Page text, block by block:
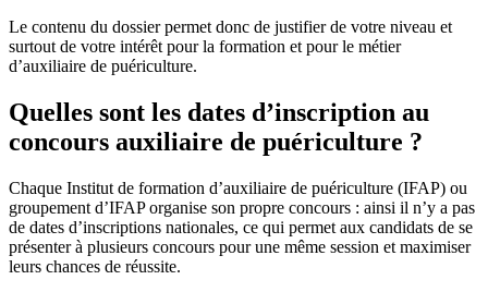
Le contenu du dossier permet donc de justifier de votre niveau et
surtout de votre intérêt pour la formation et pour le métier
d’auxiliaire de puériculture.
Quelles sont les dates d’inscription au
concours auxiliaire de puériculture ?
Chaque Institut de formation d’auxiliaire de puériculture (IFAP) ou
groupement d’IFAP organise son propre concours : ainsi il n’y a pas
de dates d’inscriptions nationales, ce qui permet aux candidats de se
présenter à plusieurs concours pour une même session et maximiser
leurs chances de réussite.